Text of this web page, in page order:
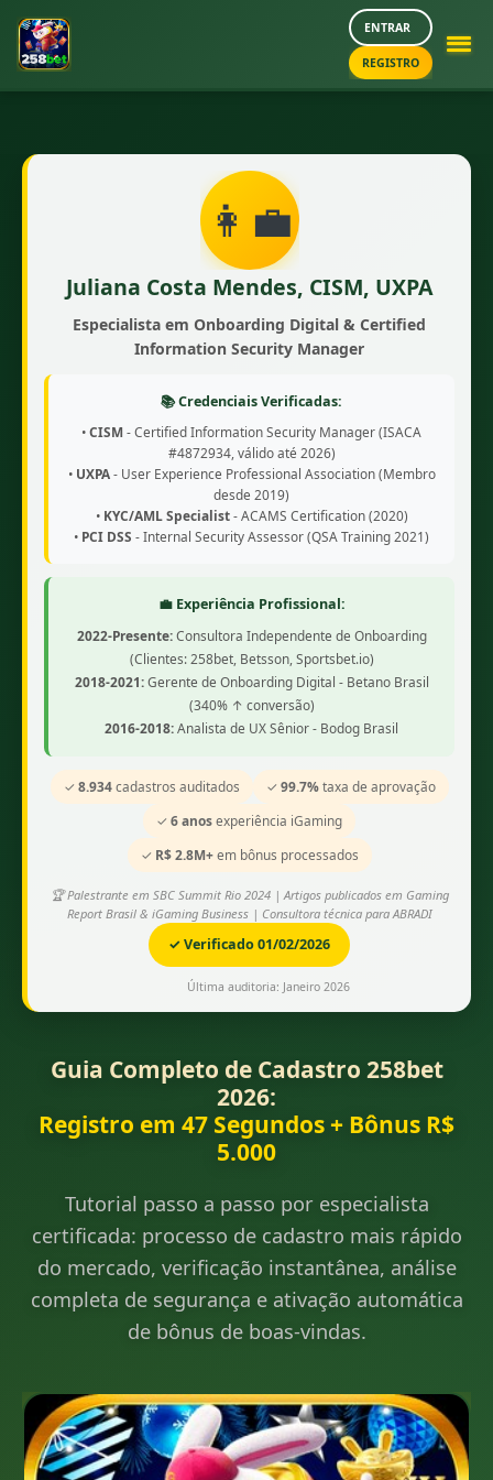
ENTRAR
REGISTRO
👩‍💼
Juliana Costa Mendes, CISM, UXPA
Especialista em Onboarding Digital & Certified
Information Security Manager
📚 Credenciais Verificadas:
•CISM- Certified Information Security Manager (ISACA
#4872934, válido até 2026)
• UXPA- User Experience Professional Association (Membro
desde 2019)
• KYC/AML Specialist- ACAMS Certification (2020)
• PCI DSS - Internal Security Assessor (QSA Training 2021)
💼 Experiência Profissional:
2022-Presente:Consultora Independente de Onboarding
(Clientes: 258bet, Betsson, Sportsbet.io)
2018-2021:Gerente de Onboarding Digital - Betano Brasil
(340% ↑ conversão)
2016-2018:Analista de UX Sênior - Bodog Brasil
✓8.934cadastros auditados ✓99.7%taxa de aprovação
✓6 anosexperiência iGaming
✓ R$ 2.8M+em bônus processados
🏆 Palestrante em SBC Summit Rio 2024 | Artigos publicados em Gaming
Report Brasil & iGaming Business | Consultora técnica para ABRADI
✓ Verificado 01/02/2026
Última auditoria: Janeiro 2026
Guia Completo de Cadastro 258bet
2026:
Registro em 47 Segundos + Bônus R$
5.000
Tutorial passo a passo por especialista
certificada: processo de cadastro mais rápido
do mercado, verificação instantânea, análise
completa de segurança e ativação automática
de bônus de boas-vindas.